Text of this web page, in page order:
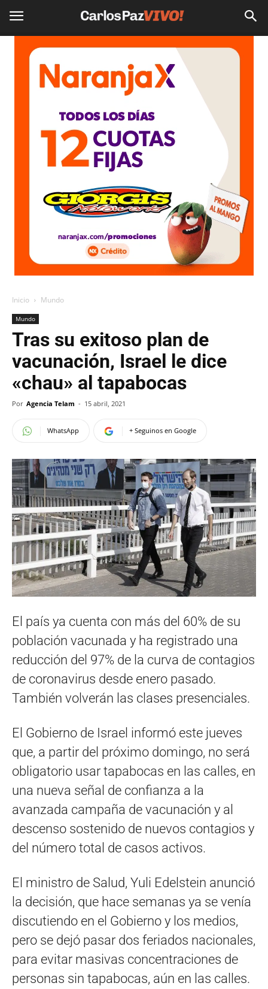
Inicio Mundo
Mundo
Tras su exitoso plan de
vacunación, Israel le dice
«chau» al tapabocas
Por Agencia Telam - 15 abril, 2021
WhatsApp + Seguinos en Google
El país ya cuenta con más del 60% de su
población vacunada y ha registrado una
reducción del 97% de la curva de contagios
de coronavirus desde enero pasado.
También volverán las clases presenciales.
El Gobierno de Israel informó este jueves
que, a partir del próximo domingo, no será
obligatorio usar tapabocas en las calles, en
una nueva señal de confianza a la
avanzada campaña de vacunación y al
descenso sostenido de nuevos contagios y
del número total de casos activos.
El ministro de Salud, Yuli Edelstein anunció
la decisión, que hace semanas ya se venía
discutiendo en el Gobierno y los medios,
pero se dejó pasar dos feriados nacionales,
para evitar masivas concentraciones de
personas sin tapabocas, aún en las calles.